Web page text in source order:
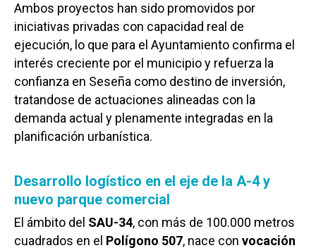
Ambos proyectos han sido promovidos por
iniciativas privadas con capacidad real de
ejecución, lo que para el Ayuntamiento confirma el
interés creciente por el municipio y refuerza la
confianza en Seseña como destino de inversión,
tratandose de actuaciones alineadas con la
demanda actual y plenamente integradas en la
planificación urbanística.
Desarrollo logístico en el eje de la A-4 y
nuevo parque comercial
El ámbito del SAU-34, con más de 100.000 metros
cuadrados en el Polígono 507, nace con vocación